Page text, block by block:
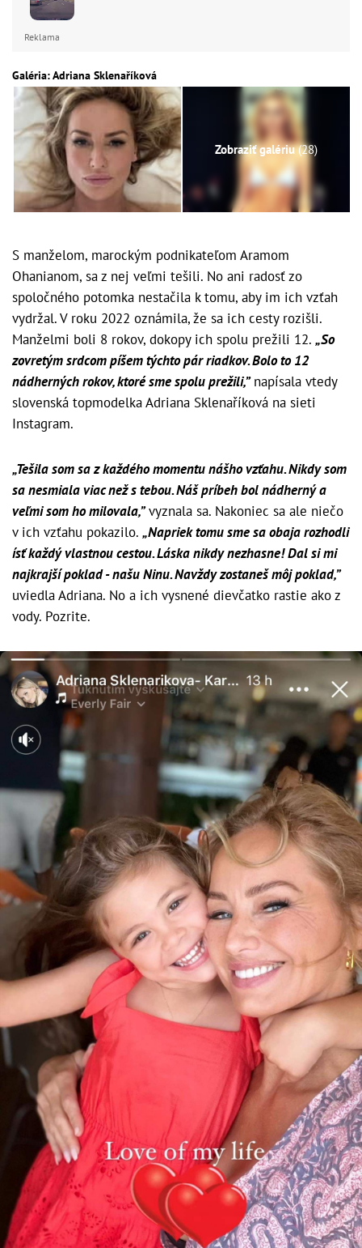
Reklama
Galéria: Adriana Sklenaříková
Zobraziť galériu(28)
S manželom, marockým podnikateľom Aramom
Ohanianom, sa z nej veľmi tešili. No ani radosť zo
spoločného potomka nestačila k tomu, aby im ich vzťah
vydržal. V roku 2022 oznámila, že sa ich cesty rozišli.
Manželmi boli 8 rokov, dokopy ich spolu prežili 12. „So
zovretým srdcom píšem týchto pár riadkov. Bolo to 12
nádherných rokov, ktoré sme spolu prežili,”napísala vtedy
slovenská topmodelka Adriana Sklenaříková na sieti
Instagram.
„Tešila som sa z každého momentu nášho vzťahu. Nikdy som
sa nesmiala viac než s tebou. Náš príbeh bol nádherný a
veľmi som ho milovala,”vyznala sa. Nakoniec sa ale niečo
v ich vzťahu pokazilo. „Napriek tomu sme sa obaja rozhodli
ísť každý vlastnou cestou. Láska nikdy nezhasne! Dal si mi
najkrajší poklad - našu Ninu. Navždy zostaneš môj poklad,”
uviedla Adriana. No a ich vysnené dievčatko rastie ako z
vody. Pozrite.